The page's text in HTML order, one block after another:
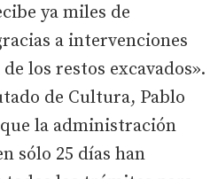
ya miles de
a intervenciones
los restos excavados».
de Cultura, Pablo
la administración
sólo 25 días han